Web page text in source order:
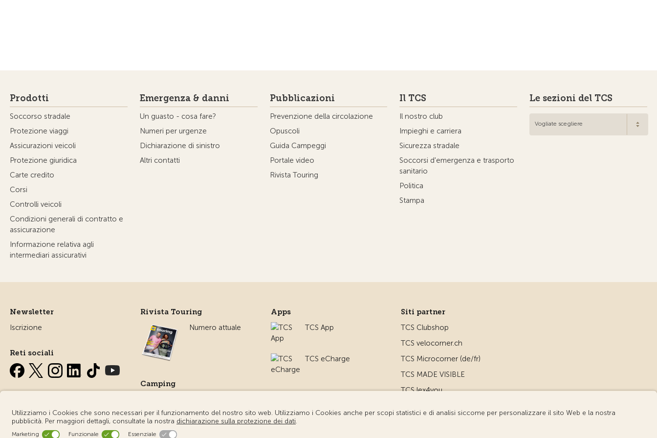
Prodotti
Soccorso stradale
Protezione viaggi
Assicurazioni veicoli
Protezione giuridica
Carte credito
Corsi
Controlli veicoli
Condizioni generali di contratto e
assicurazione
Informazione relativa agli
intermediari assicurativi
Emergenza & danni
Un guasto - cosa fare?
Numeri per urgenze
Dichiarazione di sinistro
Altri contatti
Pubblicazioni
Prevenzione della circolazione
Opuscoli
Guida Campeggi
Portale video
Rivista Touring
Il TCS
Il nostro club
Impieghi e carriera
Sicurezza stradale
Soccorsi d'emergenza e trasporto
sanitario
Politica
Stampa
Le sezioni del TCS
Vogliate scegliere
Newsletter
Iscrizione
Reti sociali
Rivista Touring
Numero attuale
Camping
campeggio
Apps
TCS App
TCS eCharge
Siti partner
TCS Clubshop
TCS velocorner.ch
TCS Microcorner (de/fr)
TCS MADE VISIBLE
TCS lex4you